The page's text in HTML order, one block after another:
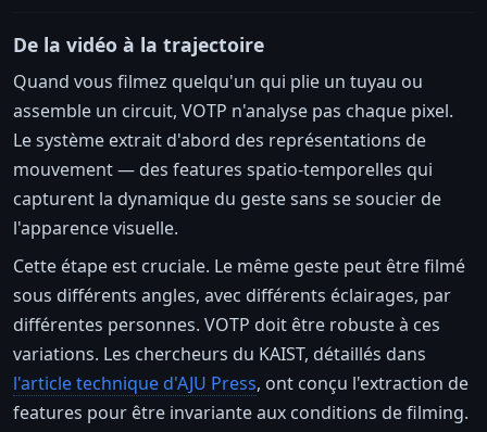
De la vidéo à la trajectoire
Quand vous filmez quelqu'un qui plie un tuyau ou
assemble un circuit, VOTP n'analyse pas chaque pixel.
Le système extrait d'abord des représentations de
mouvement — des features spatio-temporelles qui
capturent la dynamique du geste sans se soucier de
l'apparence visuelle.
Cette étape est cruciale. Le même geste peut être filmé
sous différents angles, avec différents éclairages, par
différentes personnes. VOTP doit être robuste à ces
variations. Les chercheurs du KAIST, détaillés dans
l'article technique d'AJU Press, ont conçu l'extraction de
features pour être invariante aux conditions de filming.